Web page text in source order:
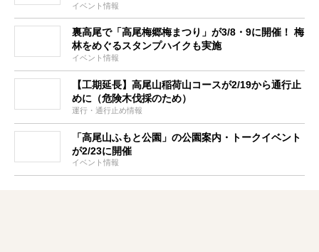
イベント情報
裏高尾で「高尾梅郷梅まつり」が3/8・9に開催！ 梅
林をめぐるスタンプハイクも実施
イベント情報
【工期延長】高尾山稲荷山コースが2/19から通行止
めに（危険木伐採のため）
運行・通行止め情報
「高尾山ふもと公園」の公園案内・トークイベント
が2/23に開催
イベント情報